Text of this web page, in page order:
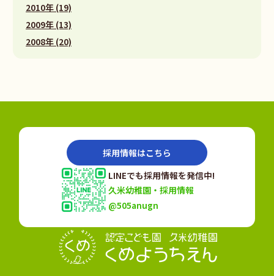
2010年 (19)
2009年 (13)
2008年 (20)
採用情報はこちら
LINEでも採用情報を発信中!
久米幼稚園・採用情報
@505anugn